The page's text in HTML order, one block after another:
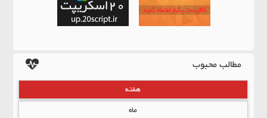
مطالب محبوب
هفته
ماه